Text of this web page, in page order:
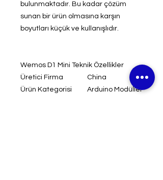
bulunmaktadır. Bu kadar çözüm
sunan bir ürün olmasına karşın
boyutları küçük ve kullanışlıdır.
Wemos D1 Mini Teknik Özellikler
Üretici Firma
China
Ürün Kategorisi
Arduino Modüller